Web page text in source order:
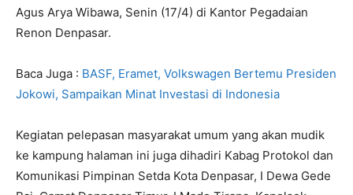
Agus Arya Wibawa, Senin (17/4) di Kantor Pegadaian
Renon Denpasar.
Baca Juga : BASF, Eramet, Volkswagen Bertemu Presiden
Jokowi, Sampaikan Minat Investasi di Indonesia
Kegiatan pelepasan masyarakat umum yang akan mudik
ke kampung halaman ini juga dihadiri Kabag Protokol dan
Komunikasi Pimpinan Setda Kota Denpasar, I Dewa Gede